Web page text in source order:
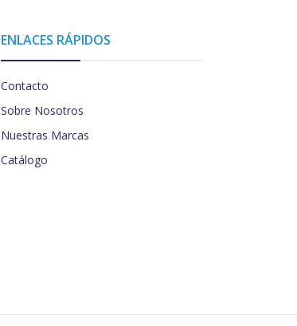
ENLACES RÁPIDOS
Contacto
Sobre Nosotros
Nuestras Marcas
Catálogo